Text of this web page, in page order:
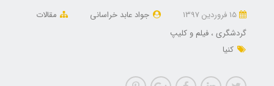
جواد عابد خراسانی
مقالات
گردشگری فیلم و کلیپ
کنیا